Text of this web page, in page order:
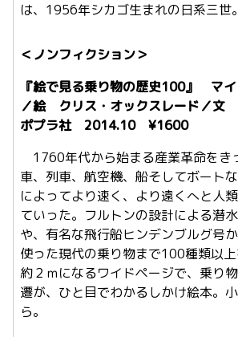
は、1956年シカゴ生まれの日系三世
＜ノンフィクション＞
『絵で見る乗り物の歴史100』 マ
／絵 クリス・オックスレード／文
ポプラ社 2014.10 ¥1600
1760年代から始まる産業革命をき
車、列車、航空機、船そしてボート
によってより速く、より遠くへと人
ていった。フルトンの設計による潜
や、有名な飛行船ヒンデンブルグ号
使った現代の乗り物まで100種類以
約２ｍになるワイドページで、乗り
遷が、ひと目でわかるしかけ絵本。
ら。